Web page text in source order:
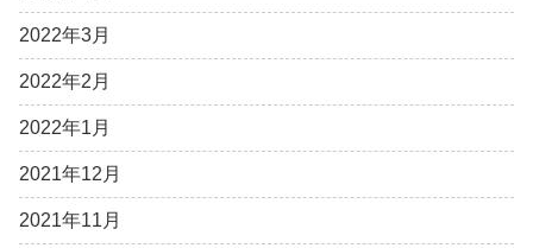
2022年3月
2022年2月
2022年1月
2021年12月
2021年11月